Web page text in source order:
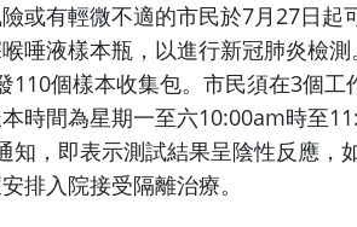
或有輕微不適的市民於7月27日起
唾液樣本瓶，以進行新冠肺炎檢
110個樣本收集包。市民須在3個工
時間為星期一至六10:00am時至
知，即表示測試結果呈陰性反應，
排入院接受隔離治療。